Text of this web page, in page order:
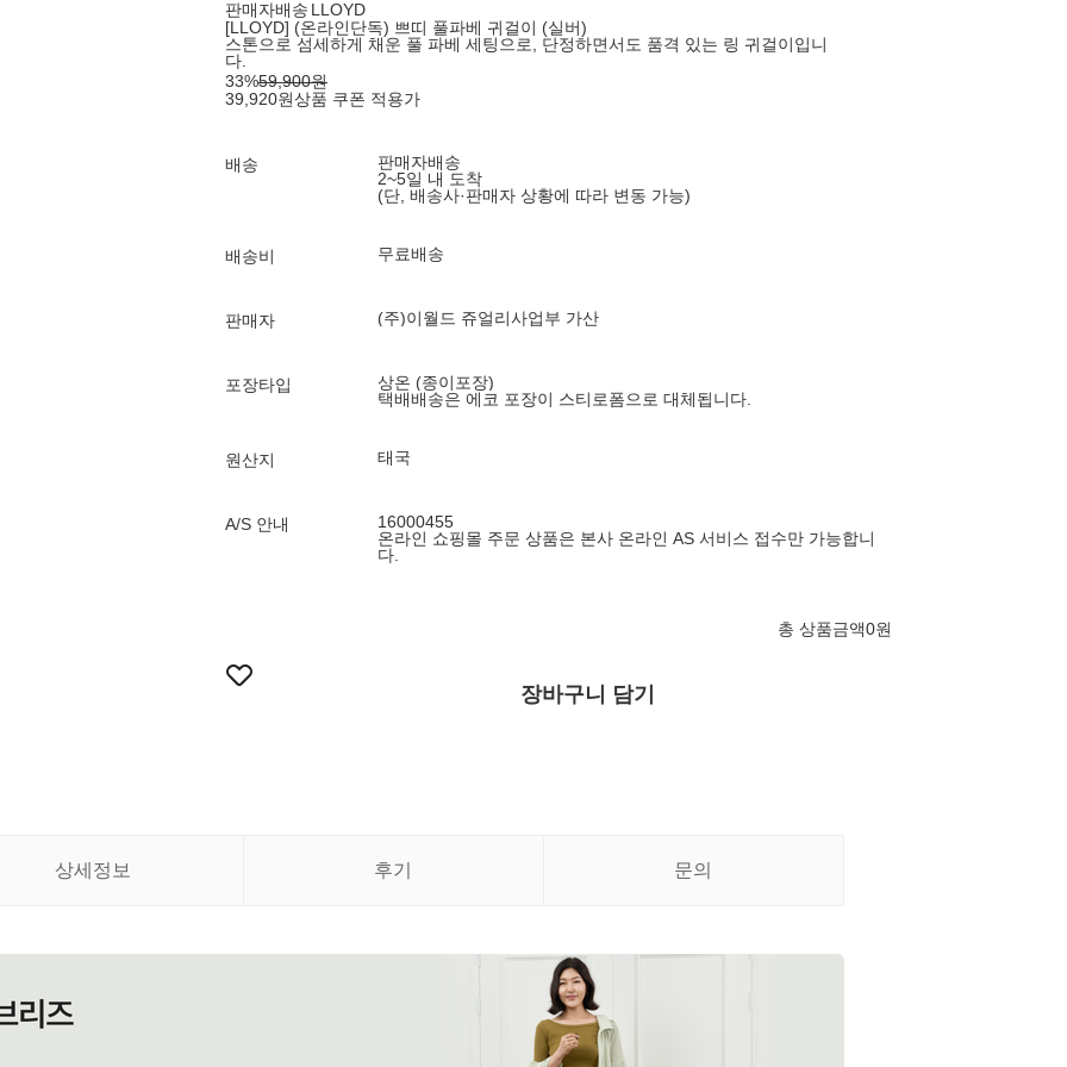
판매자배송 LLOYD
[LLOYD] (온라인단독) 쁘띠 풀파베 귀걸이 (실버)
스톤으로 섬세하게 채운 풀 파베 세팅으로, 단정하면서도 품격 있는 링 귀걸이입니
다.
33%59,900원
39,920원상품 쿠폰 적용가
배송
판매자배송
2~5일 내 도착
(단, 배송사·판매자 상황에 따라 변동 가능)
배송비 무료배송
판매자 (주)이월드 쥬얼리사업부 가산
포장타입
상온 (종이포장)
택배배송은 에코 포장이 스티로폼으로 대체됩니다.
원산지 태국
A/S 안내
16000455
온라인 쇼핑몰 주문 상품은 본사 온라인 AS 서비스 접수만 가능합니
다.
총 상품금액0원
장바구니 담기
상세정보 후기 문의